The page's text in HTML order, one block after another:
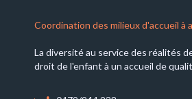
Coordination des milieux d'accueil à
La diversité au service des réalités
droit de l'enfant à un accueil de